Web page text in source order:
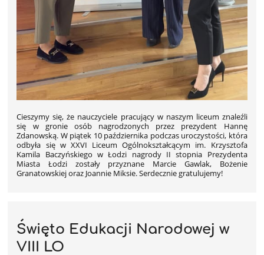
Cieszymy się, że nauczyciele pracujący w naszym liceum znaleźli
się w gronie osób nagrodzonych przez prezydent Hannę
Zdanowską. W piątek 10 października podczas uroczystości, która
odbyła się w XXVI Liceum Ogólnokształcącym im. Krzysztofa
Kamila Baczyńskiego w Łodzi nagrody II stopnia Prezydenta
Miasta Łodzi zostały przyznane Marcie Gawlak, Bożenie
Granatowskiej oraz Joannie Miksie. Serdecznie gratulujemy!
Święto Edukacji Narodowej w
VIII LO